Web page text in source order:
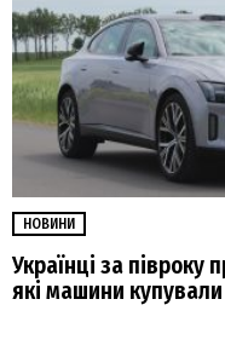
НОВИНИ
Українці за півроку
які машини